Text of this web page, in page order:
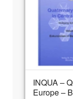
INQUA –
Europe –